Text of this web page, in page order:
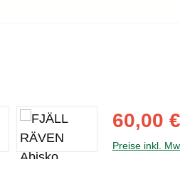
60,00 €
Preise inkl.